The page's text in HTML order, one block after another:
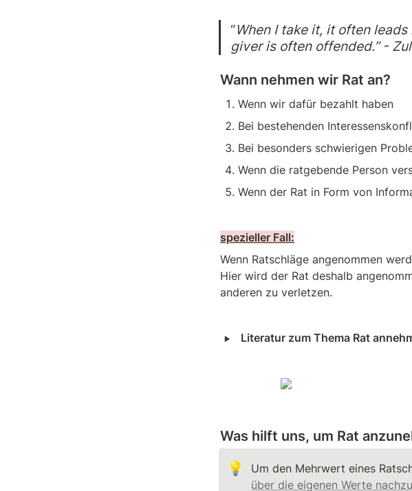
“When I take it, it often
giver is often offended.” -
Wann nehmen wir Rat an?
Wenn wir dafür bezahlt haben
Bei bestehenden
Bei besonders schwierigen
Wenn die ratgebende Person
Wenn der Rat in Form von
spezieller Fall:
Wenn Ratschläge angenommen
Hier wird der Rat deshalb
anderen zu verletzen.
‣ Literatur zum Thema Rat
Was hilft uns, um Rat
💡
über die eigenen Werte